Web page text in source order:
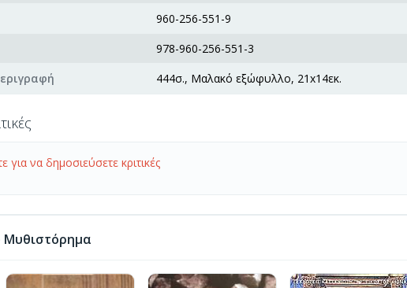
960-256-551-9
978-960-256-551-3
444σ., Μαλακό εξώφυλλο, 21x14εκ.
για να δημοσιεύσετε κριτικές
Μυθιστόρημα